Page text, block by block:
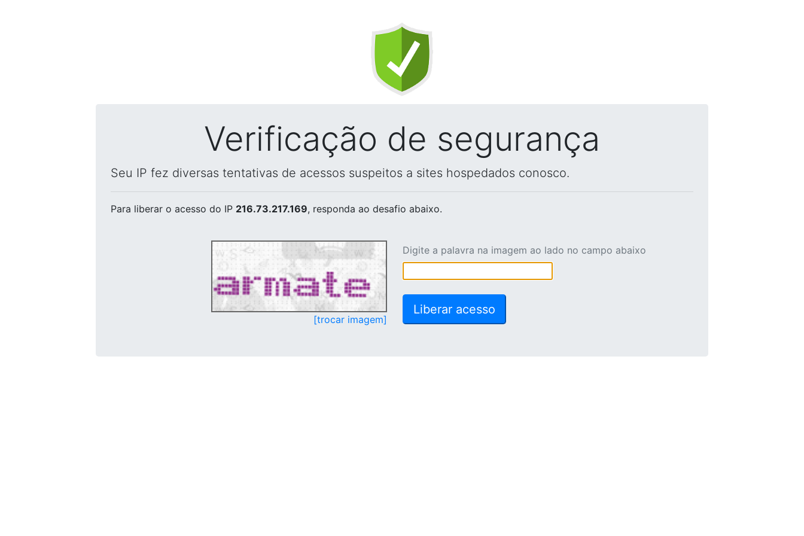
Verificação de segurança
Seu IP fez diversas tentativas de acessos suspeitos a sites hospedados conosco.
Para liberar o acesso do IP 216.73.217.169, responda ao desafio abaixo.
[trocar imagem]
Digite a palavra na imagem ao lado no campo abaixo